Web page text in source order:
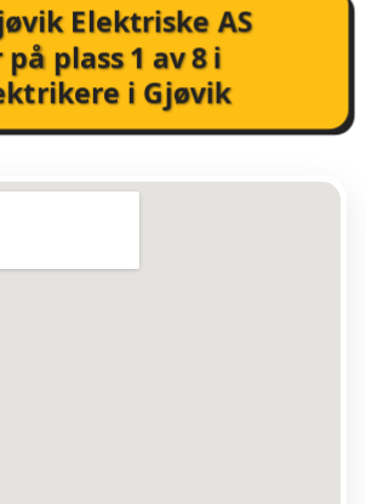
Elektriske AS
på plass1 av8i
i Gjøvik